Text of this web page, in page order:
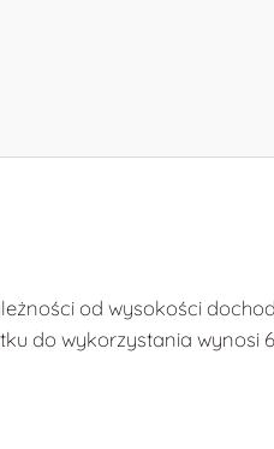
od wysokości
do wykorzystania wynosi